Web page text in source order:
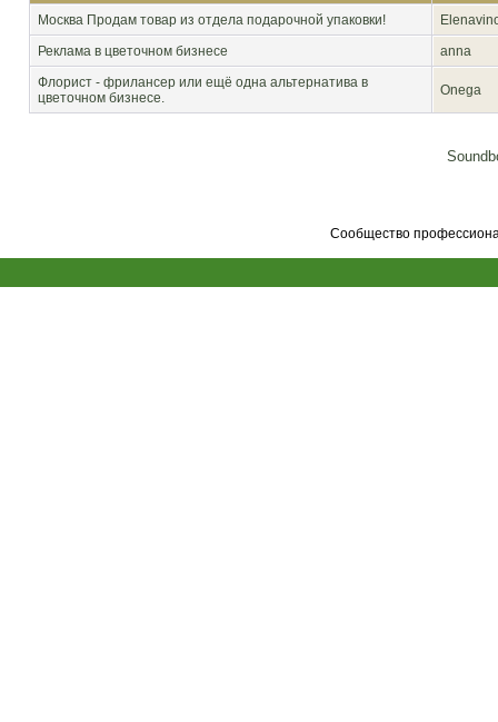
Москва Продам товар из отдела подарочной упаковки!
Реклама в цветочном бизнесе
anna
Флорист - фрилансер или ещё одна альтернатива в
цветочном бизнесе.
Onega
Сообщество